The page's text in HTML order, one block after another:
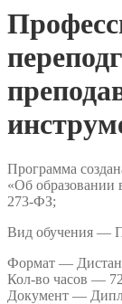
Программа
«Об образовании
273-ФЗ;
Вид обучения —
Формат —
Кол-во часов —
Документ —